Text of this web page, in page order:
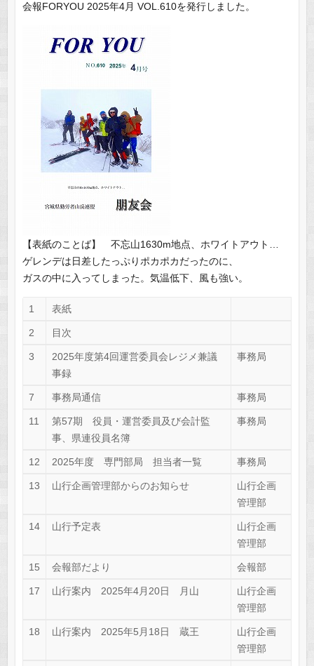
会報FORYOU 2025年4月 VOL.610を発行しました。
【表紙のことば】 不忘山1630m地点、ホワイトアウト…
ゲレンデは日差したっぷりポカポカだったのに、
ガスの中に入ってしまった。気温低下、風も強い。
1 表紙
2 目次
3
2025年度第4回運営委員会レジメ兼議
事録
事務局
7 事務局通信 事務局
11
第57期 役員・運営委員及び会計監
事、県連役員名簿
事務局
12 2025年度 専門部局 担当者一覧 事務局
13 山行企画管理部からのお知らせ
山行企画
管理部
14 山行予定表
山行企画
管理部
15 会報部だより 会報部
17 山行案内 2025年4月20日 月山
山行企画
管理部
18 山行案内 2025年5月18日 蔵王
山行企画
管理部